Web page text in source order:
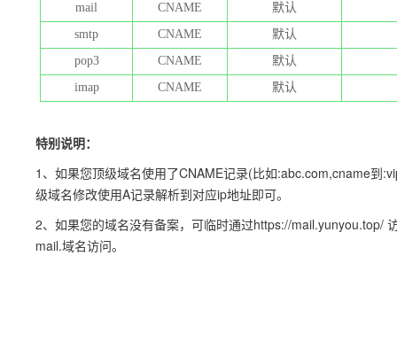
mail CNAME
默认
smtp
CNAME
默认
pop3
CNAME
默认
imap
CNAME 默认
特别说明：
1、如果您顶级域名使用了CNAME记录(比如:abc.com,cname到
级域名修改使用A记录解析到对应ip地址即可。
2、如果您的域名没有备案，可临时通过https://mail.yunyou.top/
mail.域名访问。